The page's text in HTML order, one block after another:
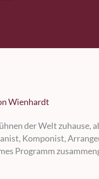
Wienhardt
der Welt zuhause,
Komponist,
Programm